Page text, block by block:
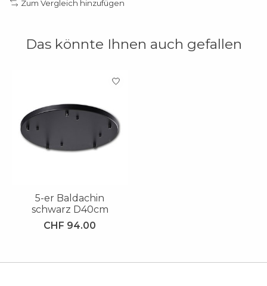
Zum Vergleich hinzufügen
Das könnte Ihnen auch gefallen
Produkt-Karussell-Artikel
5-er Baldachin
schwarz D40cm
CHF 94.00